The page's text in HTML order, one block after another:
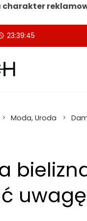
23:39:45
Moda, Uroda